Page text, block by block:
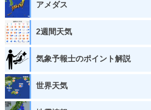
アメダス
2週間天気
気象予報士のポイント解説
世界天気